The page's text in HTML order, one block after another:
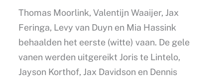
Thomas Moorlink, Valentijn Waaijer, Jax
Feringa, Levy van Duyn en Mia Hassink
behaalden het eerste (witte) vaan. De gele
vanen werden uitgereikt Joris te Lintelo,
Jayson Korthof, Jax Davidson en Dennis